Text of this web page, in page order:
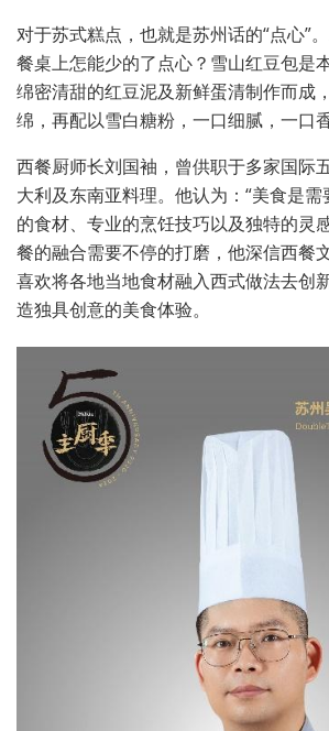
对于苏式糕点，也就是苏州话的“点心”
餐桌上怎能少的了点心？雪山红豆包是
绵密清甜的红豆泥及新鲜蛋清制作而成
绵，再配以雪白糖粉，一口细腻，一口香
西餐厨师长刘国袖，曾供职于多家国际
大利及东南亚料理。他认为：“美食是
的食材、专业的烹饪技巧以及独特的灵
餐的融合需要不停的打磨，他深信西餐
喜欢将各地当地食材融入西式做法去创
造独具创意的美食体验。